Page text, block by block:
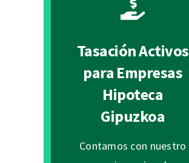
Tasación Activos
para Empresas
Hipoteca
Gipuzkoa
Contamos con nuestro